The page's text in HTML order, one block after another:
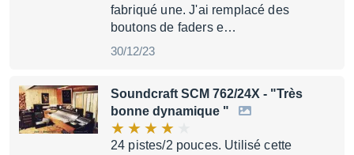
fabriqué une. J'ai remplacé des
boutons de faders e…
30/12/23
Soundcraft SCM 762/24X - "Très
bonne dynamique "
24 pistes/2 pouces. Utilisé cette